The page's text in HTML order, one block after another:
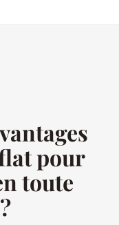
pour
toute